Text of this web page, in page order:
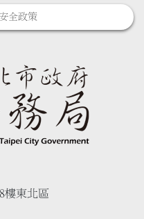
全政策
樓東北區